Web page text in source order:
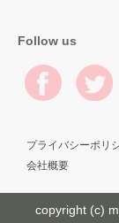
Follow us
プライバシーポリ
会社概要
copyright (c)